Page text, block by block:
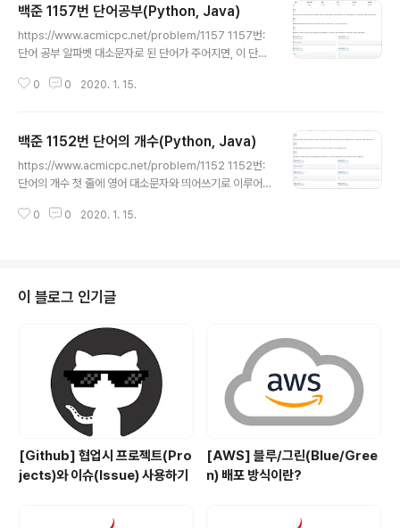
백준 1157번 단어공부(Python, Java)
https://www.acmicpc.net/problem/1157 1157번:
단어 공부 알파벳 대소문자로 된 단어가 주어지면, 이 단어
그램을 작성하시오. 단, 대문자와 소문자를 구분하지 않는
리스트 2개를 만들어서 하나는 알파벳 count 용, 알파벳
저장용으로 만들어서 풀면 되겠다는 생각을 했다. 다행히
좀 비효율적인거 같지만 맞긴 맞았다. 1. 단어 공부 with P
19 20 21 22 23 name = input() name = ..
0 0 2020. 1. 15.
백준 1152번 단어의 개수(Python, Java)
https://www.acmicpc.net/problem/1152 1152번:
단어의 개수 첫 줄에 영어 대소문자와 띄어쓰기로 이루어
넘지 않는다. 단어는 띄어쓰기 한 개로 구분되며, 공백이 연
해주면 될 것 같아서 바로 풀기를 시작했다. 근데 나중에 더
쉬운 방법이 있을까 하고 검색을 해보다 보니 내가 정말 멍
청하다는 것을 깨달았다. 1. 단어의 개수 with 파이썬 1 2
3 4 5 6 7 8 9 10 11 12 name = input() l = list(nam
0 0 2020. 1. 15.
이 블로그 인기글
[Github] 협업시 프로젝트(Pro
jects)와 이슈(Issue) 사용하기
[AWS] 블루/그린(Blue/Gree
n) 배포 방식이란?